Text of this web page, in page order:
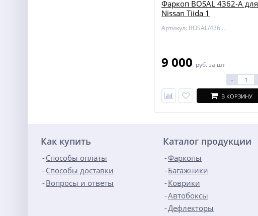
Фаркоп BOSAL 4362-A для
Nissan Tiida 1
Артикул: BOSAL/4362-A
9 000 руб. за шт
-
В КОРЗИНУ
Как купить
Способы оплаты
Способы доставки
Вопросы и ответы
Каталог продукции
Фаркопы
Багажники
Коврики
Автобоксы
Дефлекторы